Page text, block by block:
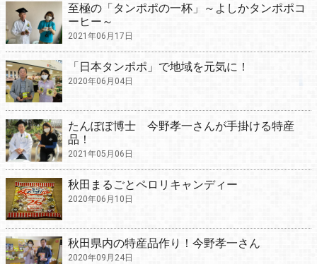
至極の「タンポポの一杯」～よしかタンポポコ
ーヒー～
2021年06月17日
「日本タンポポ」で地域を元気に！
2020年06月04日
たんぽぽ博士 今野孝一さんが手掛ける特産
品！
2021年05月06日
秋田まるごとペロリキャンディー
2020年06月10日
秋田県内の特産品作り！今野孝一さん
2020年09月24日